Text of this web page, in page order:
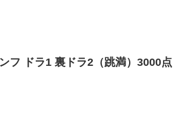
フ ドラ1 裏ドラ2（跳満）3000